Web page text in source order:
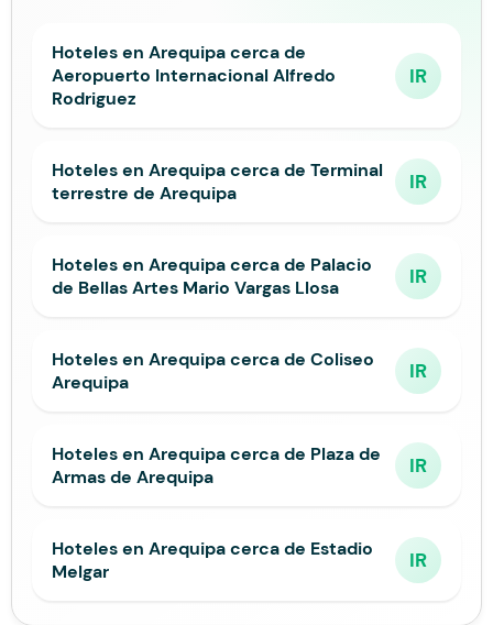
Hoteles en Arequipa cerca de
Aeropuerto Internacional Alfredo
Rodriguez
IR
Hoteles en Arequipa cerca de Terminal
terrestre de Arequipa
IR
Hoteles en Arequipa cerca de Palacio
de Bellas Artes Mario Vargas Llosa
IR
Hoteles en Arequipa cerca de Coliseo
Arequipa
IR
Hoteles en Arequipa cerca de Plaza de
Armas de Arequipa
IR
Hoteles en Arequipa cerca de Estadio
Melgar
IR